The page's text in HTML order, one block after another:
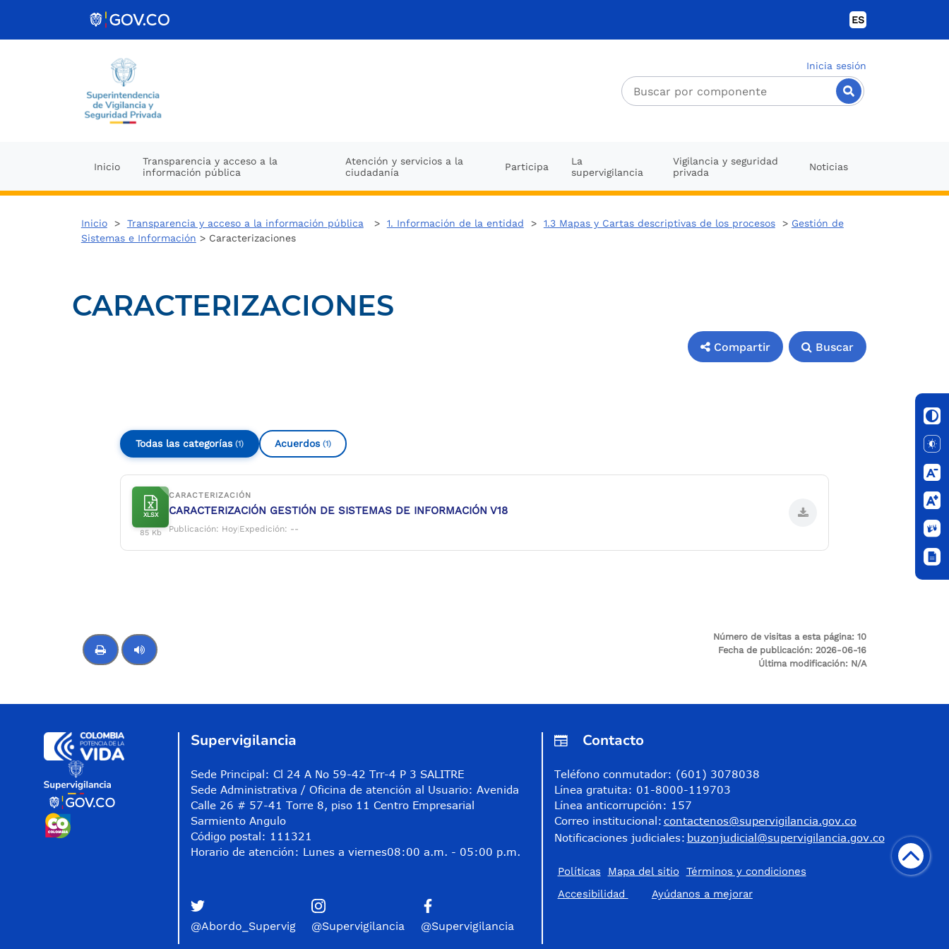
ES
Inicia sesión
Inicio
Transparencia y acceso a la
información pública
Atención y servicios a la
ciudadanía
Participa
La
supervigilancia
Vigilancia y seguridad
privada
Noticias
Inicio> Transparencia y acceso a la información pública > 1. Información de la entidad > 1.3 Mapas y Cartas descriptivas de los procesos> Gestión de
Sistemas e Información > Caracterizaciones
CARACTERIZACIONES
Compartir Buscar
Todas las categorías (1) Acuerdos (1)
XLSX
85 Kb
CARACTERIZACIÓN
CARACTERIZACIÓN GESTIÓN DE SISTEMAS DE INFORMACIÓN V18
Publicación: Hoy|Expedición: --
Número de visitas a esta página: 10
Fecha de publicación: 2026-06-16
Última modificación: N/A
Supervigilancia
Sede Principal: Cl 24 A No 59-42 Trr-4 P 3 SALITRE
Sede Administrativa / Oficina de atención al Usuario: Avenida
Calle 26 # 57-41 Torre 8, piso 11 Centro Empresarial
Sarmiento Angulo
Código postal: 111321
Horario de atención: Lunes a viernes08:00 a.m. - 05:00 p.m.
@Abordo_Supervig @Supervigilancia @Supervigilancia
Contacto
Teléfono conmutador: (601) 3078038
Línea gratuita: 01-8000-119703
Línea anticorrupción: 157
Correo institucional: contactenos@supervigilancia.gov.co
Notificaciones judiciales: buzonjudicial@supervigilancia.gov.co
Políticas Mapa del sitio
Términos y condiciones
Accesibilidad
​Ayúdanos a mejorar